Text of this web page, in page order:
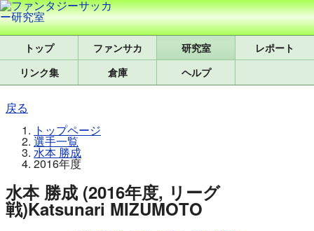
トップ 研究室
レポート
リンク集
倉庫 ヘルプ
戻る
トップページ
選手一覧
水本 勝成
2016年度
水本 勝成 (2016年度, リーグ
戦)Katsunari MIZUMOTO